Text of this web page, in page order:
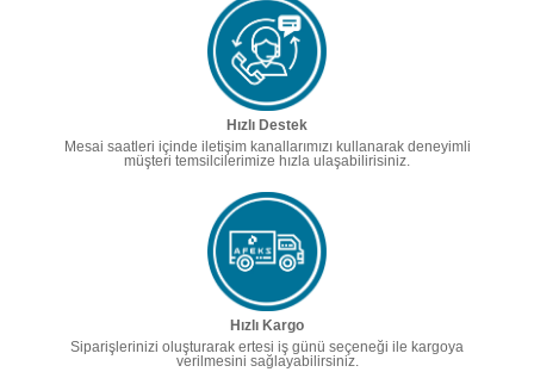
Hızlı Destek
Mesai saatleri içinde iletişim kanallarımızı kullanarak deneyimli
müşteri temsilcilerimize hızla ulaşabilirisiniz.
Hızlı Kargo
Siparişlerinizi oluşturarak ertesi iş günü seçeneği ile kargoya
verilmesini sağlayabilirsiniz.